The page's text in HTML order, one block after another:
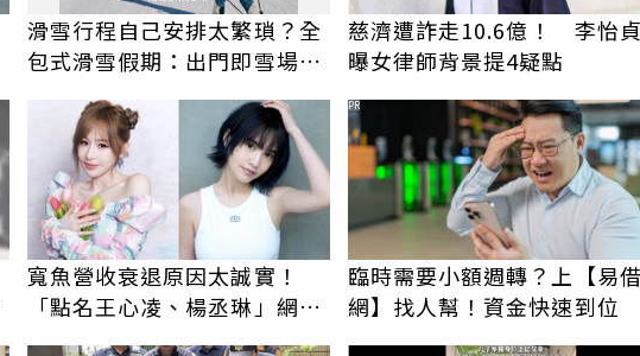
滑雪行程自己安排太繁瑣？全
包式滑雪假期：出門即雪場，
一價全包不怕預算爆表！
慈濟遭詐走10.6億！ 李怡
曝女律師背景提4疑點
寬魚營收衰退原因太誠實！
「點名王心凌、楊丞琳」網笑
臨時需要小額週轉？上【易
網】找人幫！資金快速到位
PR